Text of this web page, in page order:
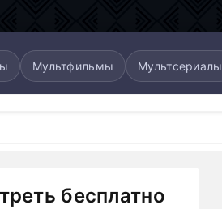
Мультфильмы Мультсериалы
бесплатно